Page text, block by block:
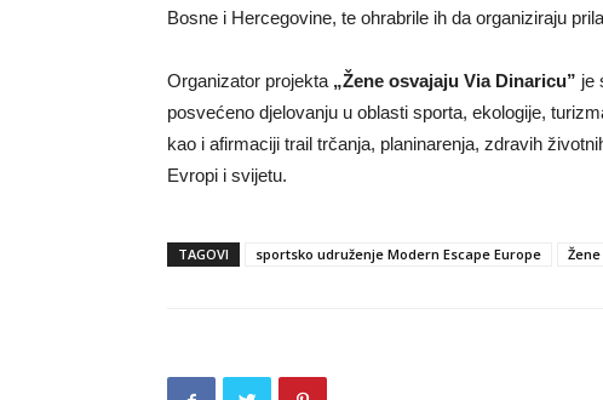
Bosne i Hercegovine, te ohrabrile ih da organiziraju
Organizator projekta „Žene osvajaju Via Dinaricu” je
posvećeno djelovanju u oblasti sporta, ekologije,
kao i afirmaciji trail trčanja, planinarenja, zdravih
Evropi i svijetu.
TAGOVI sportsko udruženje Modern Escape Europe